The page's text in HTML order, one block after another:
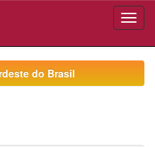
do Brasil